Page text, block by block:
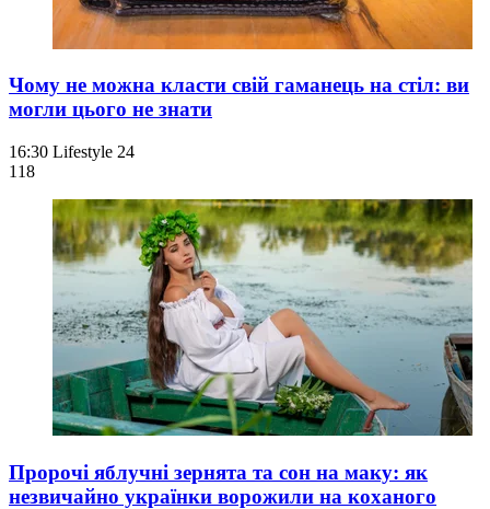
Чому не можна класти свій гаманець на стіл: ви
могли цього не знати
16:30 Lifestyle 24
118
Пророчі яблучні зернята та сон на маку: як
незвичайно українки ворожили на коханого